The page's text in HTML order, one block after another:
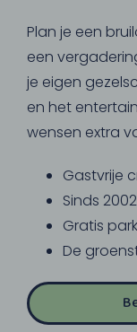
Plan je een
een
je eigen
en het
wensen extra
Gastvrije
Sinds
Gratis
De